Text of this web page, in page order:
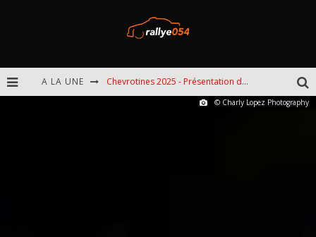
A LA UNE
EBR 2025 - Présentation de l'épreuve
© Charly Lopez Photography